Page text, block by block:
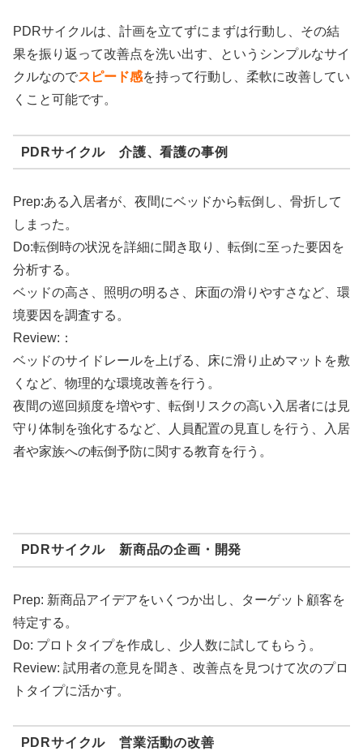
PDRサイクルは、計画を立てずにまずは行動し、その結
果を振り返って改善点を洗い出す、というシンプルなサイ
クルなのでスピード感を持って行動し、柔軟に改善してい
くこと可能です。
PDRサイクル 介護、看護の事例
Prep:ある入居者が、夜間にベッドから転倒し、骨折して
しまった。
Do:転倒時の状況を詳細に聞き取り、転倒に至った要因を
分析する。
ベッドの高さ、照明の明るさ、床面の滑りやすさなど、環
境要因を調査する。
Review:：
ベッドのサイドレールを上げる、床に滑り止めマットを敷
くなど、物理的な環境改善を行う。
夜間の巡回頻度を増やす、転倒リスクの高い入居者には見
守り体制を強化するなど、人員配置の見直しを行う、入居
者や家族への転倒予防に関する教育を行う。
PDRサイクル 新商品の企画・開発
Prep: 新商品アイデアをいくつか出し、ターゲット顧客を
特定する。
Do: プロトタイプを作成し、少人数に試してもらう。
Review: 試用者の意見を聞き、改善点を見つけて次のプロ
トタイプに活かす。
PDRサイクル 営業活動の改善